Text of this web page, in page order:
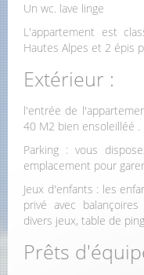
Un wc. lave linge
L'appartement est
Hautes Alpes et 2 épis
Extérieur :
l'entrée de
40 M2 bien ensoleilléé .
Parking : vous
emplacement pour
Jeux d'enfants : les
privé avec
divers jeux, table de
Prêts